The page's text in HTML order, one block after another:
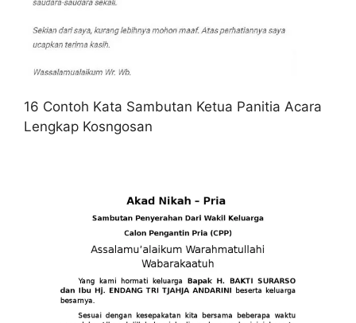
16 Contoh Kata Sambutan Ketua Panitia Acara
Lengkap Kosngosan